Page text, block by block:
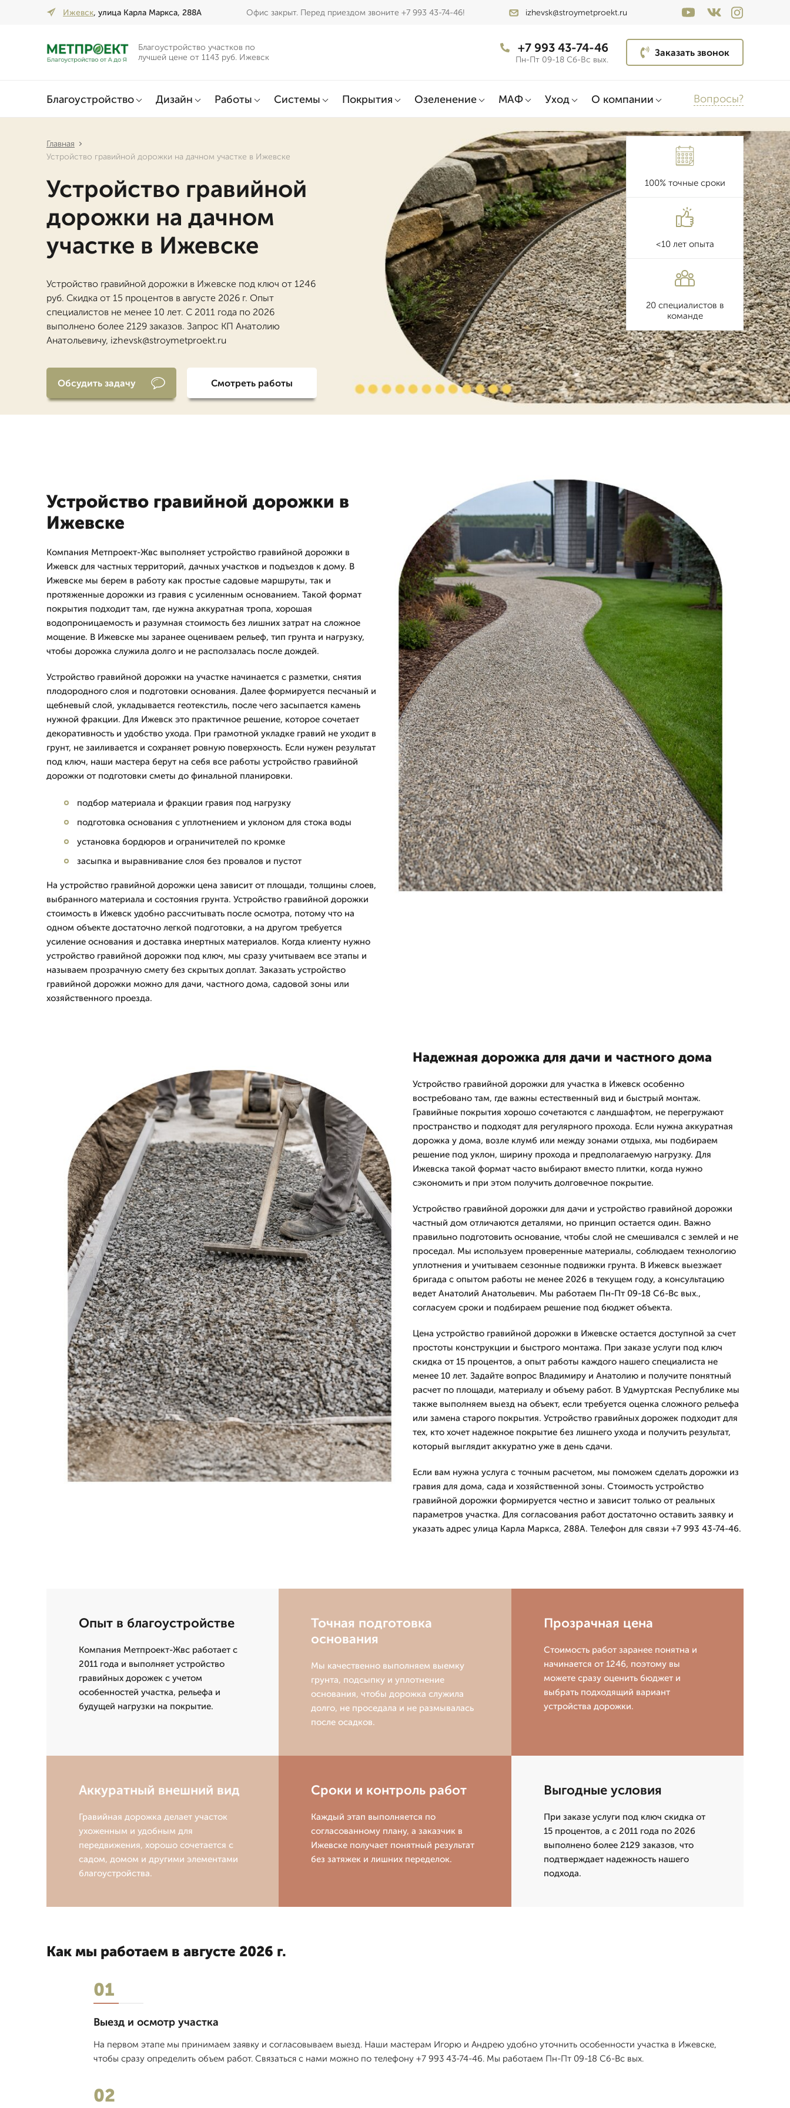
Ижевск, улица Карла Маркса, 288А Офис закрыт. Перед приездом звоните +7 993 43-74-46! izhevsk@stroymetproekt.ru
Благоустройство участков по
лучшей цене от 1143 руб. Ижевск
+7 993 43-74-46
Пн-Пт 09-18 Сб-Вс вых.
Заказать звонок
Благоустройство Дизайн Работы Системы Покрытия Озеленение МАФ Уход О компании Вопросы?
Главная
Устройство гравийной дорожки на дачном участке в Ижевске
Устройство гравийной
дорожки на дачном
участке в Ижевске
Устройство гравийной дорожки в Ижевске под ключ от 1246
руб. Скидка от 15 процентов в августе 2026 г. Опыт
специалистов не менее 10 лет. С 2011 года по 2026
выполнено более 2129 заказов. Запрос КП Анатолию
Анатольевичу, izhevsk@stroymetproekt.ru
Обсудить задачу Смотреть работы
100% точные сроки
<10 лет опыта
20 специалистов в
команде
Устройство гравийной дорожки в
Ижевске
Компания Метпроект-Жвс выполняет устройство гравийной дорожки в
Ижевск для частных территорий, дачных участков и подъездов к дому. В
Ижевске мы берем в работу как простые садовые маршруты, так и
протяженные дорожки из гравия с усиленным основанием. Такой формат
покрытия подходит там, где нужна аккуратная тропа, хорошая
водопроницаемость и разумная стоимость без лишних затрат на сложное
мощение. В Ижевске мы заранее оцениваем рельеф, тип грунта и нагрузку,
чтобы дорожка служила долго и не расползалась после дождей.
Устройство гравийной дорожки на участке начинается с разметки, снятия
плодородного слоя и подготовки основания. Далее формируется песчаный и
щебневый слой, укладывается геотекстиль, после чего засыпается камень
нужной фракции. Для Ижевск это практичное решение, которое сочетает
декоративность и удобство ухода. При грамотной укладке гравий не уходит в
грунт, не заиливается и сохраняет ровную поверхность. Если нужен результат
под ключ, наши мастера берут на себя все работы устройство гравийной
дорожки от подготовки сметы до финальной планировки.
подбор материала и фракции гравия под нагрузку
подготовка основания с уплотнением и уклоном для стока воды
установка бордюров и ограничителей по кромке
засыпка и выравнивание слоя без провалов и пустот
На устройство гравийной дорожки цена зависит от площади, толщины слоев,
выбранного материала и состояния грунта. Устройство гравийной дорожки
стоимость в Ижевск удобно рассчитывать после осмотра, потому что на
одном объекте достаточно легкой подготовки, а на другом требуется
усиление основания и доставка инертных материалов. Когда клиенту нужно
устройство гравийной дорожки под ключ, мы сразу учитываем все этапы и
называем прозрачную смету без скрытых доплат. Заказать устройство
гравийной дорожки можно для дачи, частного дома, садовой зоны или
хозяйственного проезда.
Надежная дорожка для дачи и частного дома
Устройство гравийной дорожки для участка в Ижевск особенно
востребовано там, где важны естественный вид и быстрый монтаж.
Гравийные покрытия хорошо сочетаются с ландшафтом, не перегружают
пространство и подходят для регулярного прохода. Если нужна аккуратная
дорожка у дома, возле клумб или между зонами отдыха, мы подбираем
решение под уклон, ширину прохода и предполагаемую нагрузку. Для
Ижевска такой формат часто выбирают вместо плитки, когда нужно
сэкономить и при этом получить долговечное покрытие.
Устройство гравийной дорожки для дачи и устройство гравийной дорожки
частный дом отличаются деталями, но принцип остается один. Важно
правильно подготовить основание, чтобы слой не смешивался с землей и не
проседал. Мы используем проверенные материалы, соблюдаем технологию
уплотнения и учитываем сезонные подвижки грунта. В Ижевск выезжает
бригада с опытом работы не менее 2026 в текущем году, а консультацию
ведет Анатолий Анатольевич. Мы работаем Пн-Пт 09-18 Сб-Вс вых.,
согласуем сроки и подбираем решение под бюджет объекта.
Цена устройство гравийной дорожки в Ижевске остается доступной за счет
простоты конструкции и быстрого монтажа. При заказе услуги под ключ
скидка от 15 процентов, а опыт работы каждого нашего специалиста не
менее 10 лет. Задайте вопрос Владимиру и Анатолию и получите понятный
расчет по площади, материалу и объему работ. В Удмуртская Республике мы
также выполняем выезд на объект, если требуется оценка сложного рельефа
или замена старого покрытия. Устройство гравийных дорожек подходит для
тех, кто хочет надежное покрытие без лишнего ухода и получить результат,
который выглядит аккуратно уже в день сдачи.
Если вам нужна услуга с точным расчетом, мы поможем сделать дорожки из
гравия для дома, сада и хозяйственной зоны. Стоимость устройство
гравийной дорожки формируется честно и зависит только от реальных
параметров участка. Для согласования работ достаточно оставить заявку и
указать адрес улица Карла Маркса, 288А. Телефон для связи +7 993 43-74-46.
Опыт в благоустройстве
Компания Метпроект-Жвс работает с
2011 года и выполняет устройство
гравийных дорожек с учетом
особенностей участка, рельефа и
будущей нагрузки на покрытие.
Точная подготовка
основания
Мы качественно выполняем выемку
грунта, подсыпку и уплотнение
основания, чтобы дорожка служила
долго, не проседала и не размывалась
после осадков.
Прозрачная цена
Стоимость работ заранее понятна и
начинается от 1246, поэтому вы
можете сразу оценить бюджет и
выбрать подходящий вариант
устройства дорожки.
Аккуратный внешний вид
Гравийная дорожка делает участок
ухоженным и удобным для
передвижения, хорошо сочетается с
садом, домом и другими элементами
благоустройства.
Сроки и контроль работ
Каждый этап выполняется по
согласованному плану, а заказчик в
Ижевске получает понятный результат
без затяжек и лишних переделок.
Выгодные условия
При заказе услуги под ключ скидка от
15 процентов, а с 2011 года по 2026
выполнено более 2129 заказов, что
подтверждает надежность нашего
подхода.
Как мы работаем в августе 2026 г.
01
Выезд и осмотр участка
На первом этапе мы принимаем заявку и согласовываем выезд. Наши мастерам Игорю и Андрею удобно уточнить особенности участка в Ижевске,
чтобы сразу определить объем работ. Связаться с нами можно по телефону +7 993 43-74-46. Мы работаем Пн-Пт 09-18 Сб-Вс вых.
02